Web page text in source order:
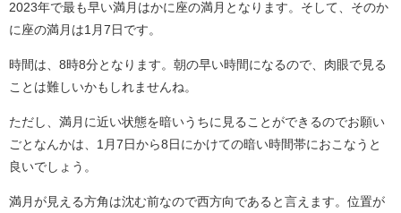
2023年で最も早い満月はかに座の満月となります。そして、そのか
に座の満月は1月7日です。
時間は、8時8分となります。朝の早い時間になるので、肉眼で見る
ことは難しいかもしれませんね。
ただし、満月に近い状態を暗いうちに見ることができるのでお願い
ごとなんかは、1月7日から8日にかけての暗い時間帯におこなうと
良いでしょう。
満月が見える方角は沈む前なので西方向であると言えます。位置が